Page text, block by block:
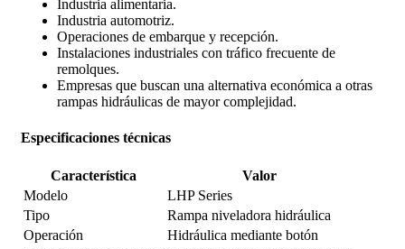
Industria alimentaria.
Industria automotriz.
Operaciones de embarque y recepción.
Instalaciones industriales con tráfico frecuente de
remolques.
Empresas que buscan una alternativa económica a otras
rampas hidráulicas de mayor complejidad.
Especificaciones técnicas
Característica
Valor
Modelo
LHP Series
Tipo
Rampa niveladora hidráulica
Operación
Hidráulica mediante botón